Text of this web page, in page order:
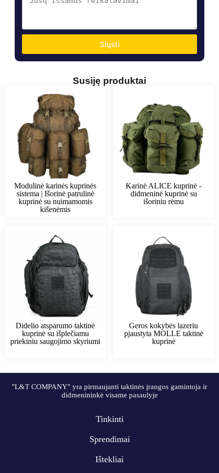
Siųsti
Susiję produktai
Modulinė karinės kuprinės
sistema | Išorinė patrulinė
kuprinė su nuimamomis
kišenėmis
Karinė ALICE kuprinė -
didmeninė kuprinė su
išoriniu rėmu
Didelio atsparumo taktinė
kuprinė su išplečiamu
priekiniu saugojimo skyriumi
Geros kokybės lazeriu
pjaustyta MOLLE taktinė
kuprinė
"L&T COMPANY" yra pirmaujanti taktinės įrangos gamintoja ir
didmenininkė visame pasaulyje
Tinkinti
Sprendimai
Ištekliai